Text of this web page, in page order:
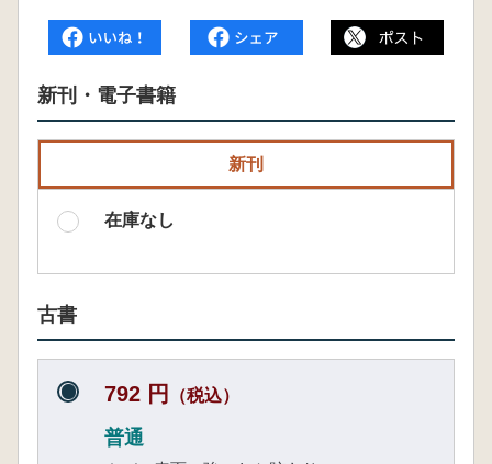
新刊・電子書籍
新刊
在庫なし
古書
792 円 （税込）
普通